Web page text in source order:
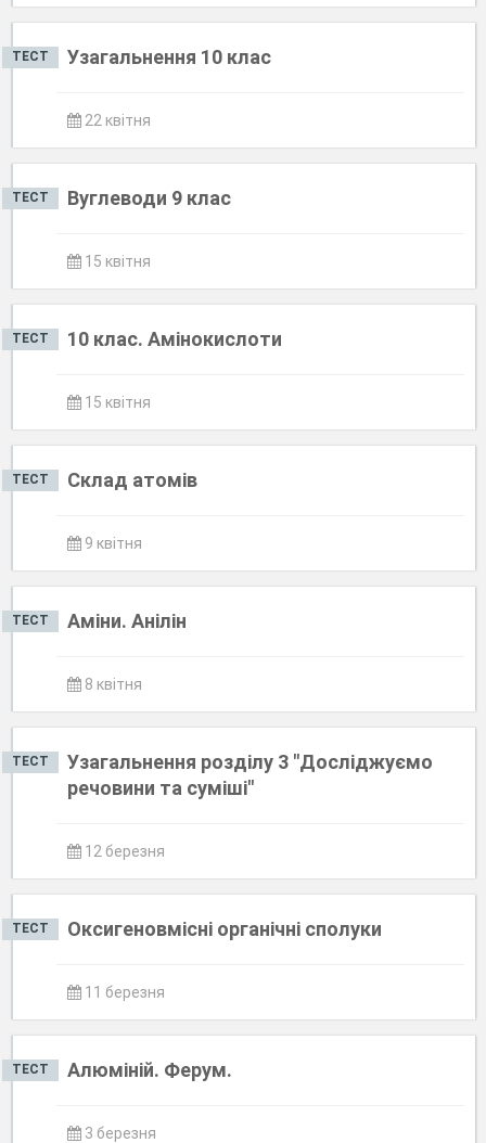
ТЕСТ Узагальнення 10 клас
22 квітня
ТЕСТ Вуглеводи 9 клас
15 квітня
ТЕСТ 10 клас. Амінокислоти
15 квітня
ТЕСТ Склад атомів
9 квітня
ТЕСТ Аміни. Анілін
8 квітня
ТЕСТ
Узагальнення розділу 3 "Досліджуємо
речовини та суміші"
12 березня
ТЕСТ Оксигеновмісні органічні сполуки
11 березня
ТЕСТ Алюміній. Ферум.
3 березня